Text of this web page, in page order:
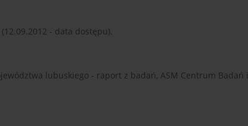
(12.09.2012 - data dostępu).
lubuskiego - raport z badań, ASM Centrum Badań i